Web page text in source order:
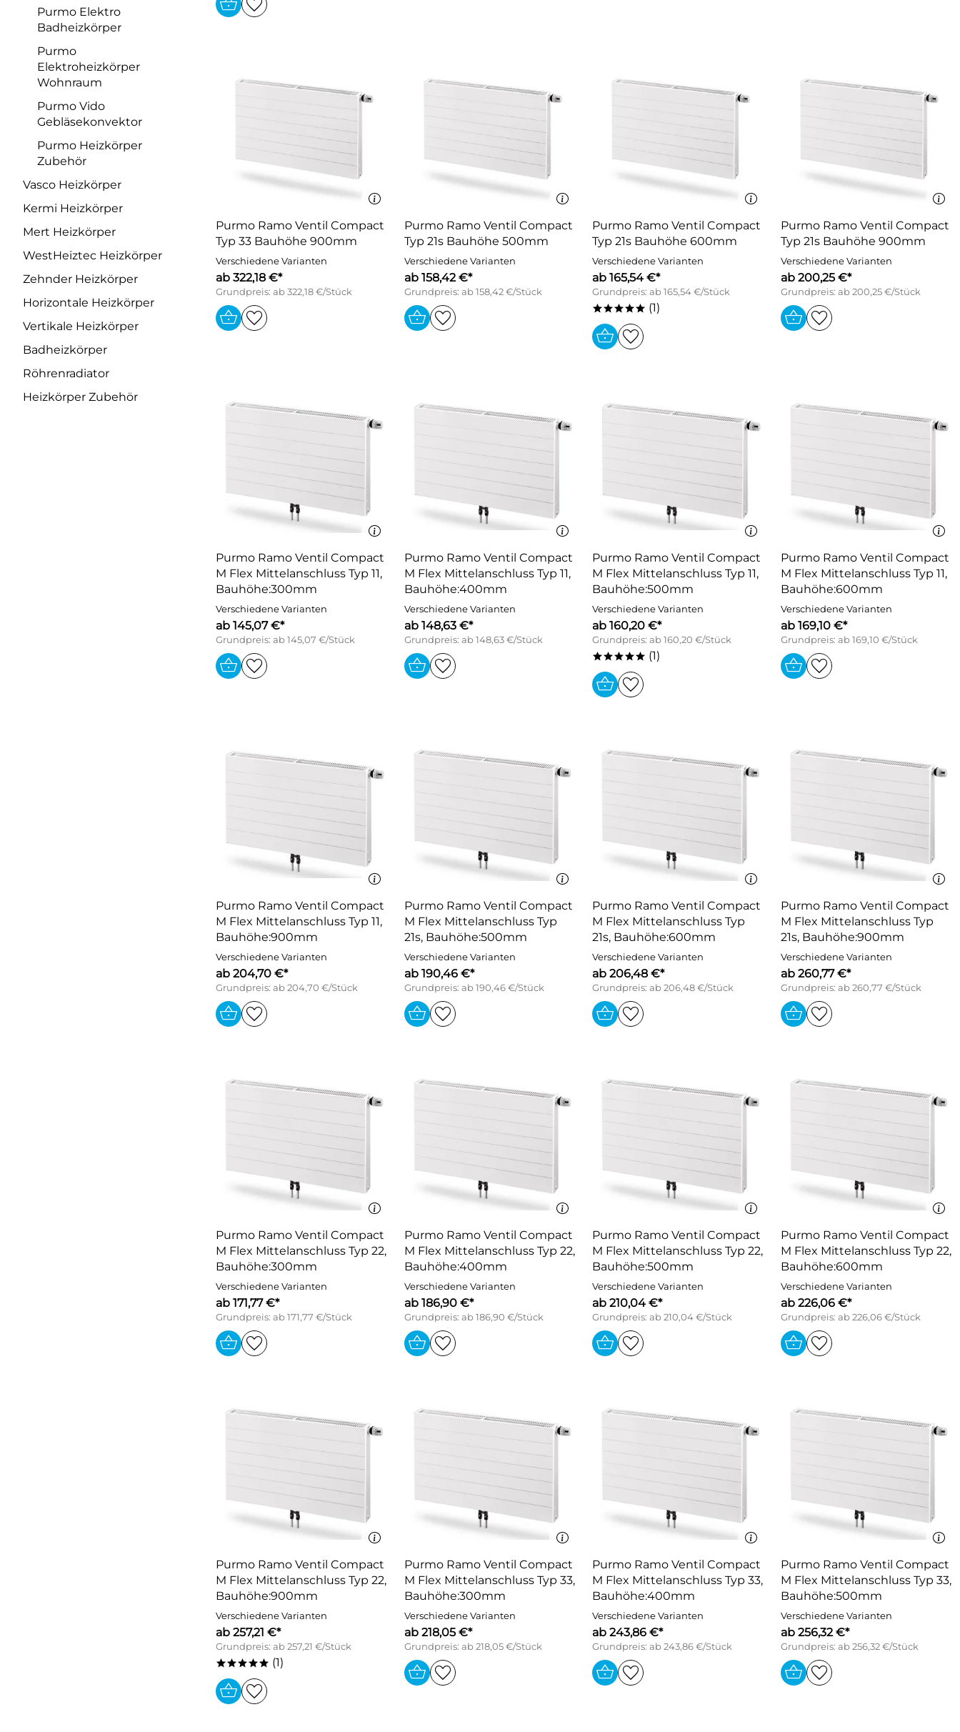
Purmo Elektro
Badheizkörper
Purmo
Elektroheizkörper
Wohnraum
Purmo Vido
Gebläsekonvektor
Purmo Heizkörper
Zubehör
Vasco Heizkörper
Kermi Heizkörper
Mert Heizkörper
WestHeiztec Heizkörper
Zehnder Heizkörper
Horizontale Heizkörper
Vertikale Heizkörper
Badheizkörper
Röhrenradiator
Heizkörper Zubehör
Purmo Ramo Ventil Compact
Typ 33 Bauhöhe 900mm
Verschiedene Varianten
ab 322,18 €*
Grundpreis: ab 322,18 €/Stück
Purmo Ramo Ventil Compact
Typ 21s Bauhöhe 500mm
Verschiedene Varianten
ab 158,42 €*
Grundpreis: ab 158,42 €/Stück
Purmo Ramo Ventil Compact
Typ 21s Bauhöhe 600mm
Verschiedene Varianten
ab 165,54 €*
Grundpreis: ab 165,54 €/Stück
***** (1)
Purmo Ramo Ventil Compact
Typ 21s Bauhöhe 900mm
Verschiedene Varianten
ab 200,25 €*
Grundpreis: ab 200,25 €/Stück
Purmo Ramo Ventil Compact
M Flex Mittelanschluss Typ 11,
Bauhöhe:300mm
Verschiedene Varianten
ab 145,07 €*
Grundpreis: ab 145,07 €/Stück
Purmo Ramo Ventil Compact
M Flex Mittelanschluss Typ 11,
Bauhöhe:400mm
Verschiedene Varianten
ab 148,63 €*
Grundpreis: ab 148,63 €/Stück
Purmo Ramo Ventil Compact
M Flex Mittelanschluss Typ 11,
Bauhöhe:500mm
Verschiedene Varianten
ab 160,20 €*
Grundpreis: ab 160,20 €/Stück
***** (1)
Purmo Ramo Ventil Compact
M Flex Mittelanschluss Typ 11,
Bauhöhe:600mm
Verschiedene Varianten
ab 169,10 €*
Grundpreis: ab 169,10 €/Stück
Purmo Ramo Ventil Compact
M Flex Mittelanschluss Typ 11,
Bauhöhe:900mm
Verschiedene Varianten
ab 204,70 €*
Grundpreis: ab 204,70 €/Stück
Purmo Ramo Ventil Compact
M Flex Mittelanschluss Typ
21s, Bauhöhe:500mm
Verschiedene Varianten
ab 190,46 €*
Grundpreis: ab 190,46 €/Stück
Purmo Ramo Ventil Compact
M Flex Mittelanschluss Typ
21s, Bauhöhe:600mm
Verschiedene Varianten
ab 206,48 €*
Grundpreis: ab 206,48 €/Stück
Purmo Ramo Ventil Compact
M Flex Mittelanschluss Typ
21s, Bauhöhe:900mm
Verschiedene Varianten
ab 260,77 €*
Grundpreis: ab 260,77 €/Stück
Purmo Ramo Ventil Compact
M Flex Mittelanschluss Typ 22,
Bauhöhe:300mm
Verschiedene Varianten
ab 171,77 €*
Grundpreis: ab 171,77 €/Stück
Purmo Ramo Ventil Compact
M Flex Mittelanschluss Typ 22,
Bauhöhe:400mm
Verschiedene Varianten
ab 186,90 €*
Grundpreis: ab 186,90 €/Stück
Purmo Ramo Ventil Compact
M Flex Mittelanschluss Typ 22,
Bauhöhe:500mm
Verschiedene Varianten
ab 210,04 €*
Grundpreis: ab 210,04 €/Stück
Purmo Ramo Ventil Compact
M Flex Mittelanschluss Typ 22,
Bauhöhe:600mm
Verschiedene Varianten
ab 226,06 €*
Grundpreis: ab 226,06 €/Stück
Purmo Ramo Ventil Compact
M Flex Mittelanschluss Typ 22,
Bauhöhe:900mm
Verschiedene Varianten
ab 257,21 €*
Grundpreis: ab 257,21 €/Stück
***** (1)
Purmo Ramo Ventil Compact
M Flex Mittelanschluss Typ 33,
Bauhöhe:300mm
Verschiedene Varianten
ab 218,05 €*
Grundpreis: ab 218,05 €/Stück
Purmo Ramo Ventil Compact
M Flex Mittelanschluss Typ 33,
Bauhöhe:400mm
Verschiedene Varianten
ab 243,86 €*
Grundpreis: ab 243,86 €/Stück
Purmo Ramo Ventil Compact
M Flex Mittelanschluss Typ 33,
Bauhöhe:500mm
Verschiedene Varianten
ab 256,32 €*
Grundpreis: ab 256,32 €/Stück